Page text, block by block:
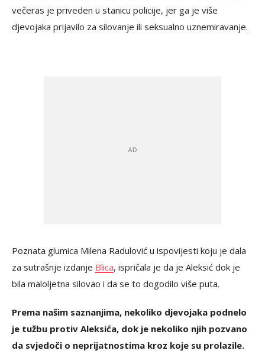
večeras je priveden u stanicu policije, jer ga je više
djevojaka prijavilo za silovanje ili seksualno uznemiravanje.
Poznata glumica Milena Radulović u ispovijesti koju je dala
za sutrašnje izdanje Blica, ispričala je da je Aleksić dok je
bila maloljetna silovao i da se to dogodilo više puta.
Prema našim saznanjima, nekoliko djevojaka podnelo
je tužbu protiv Aleksića, dok je nekoliko njih pozvano
da svjedoči o neprijatnostima kroz koje su prolazile.